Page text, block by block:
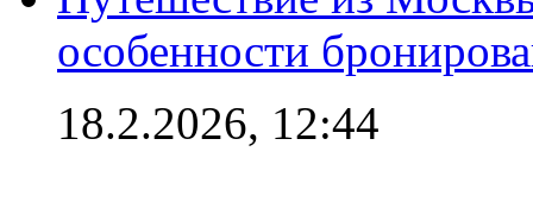
особенности
18.2.2026, 12:44